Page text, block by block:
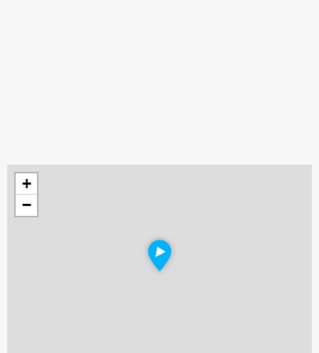
+
−